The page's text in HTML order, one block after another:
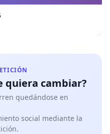
quiera cambiar?
quedándose en
social mediante la